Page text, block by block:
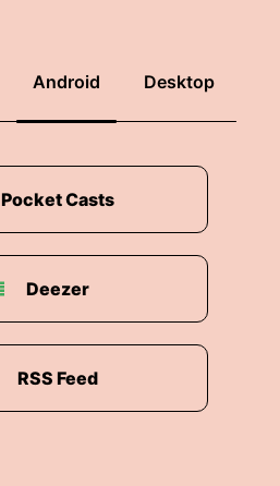
Android Desktop
Pocket Casts
Deezer
RSS Feed